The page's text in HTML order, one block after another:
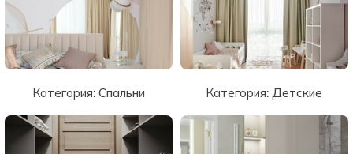
Категория:Спальни Категория:Детские